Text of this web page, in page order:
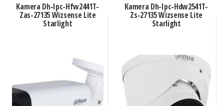
Kamera Dh-Ipc-Hfw2441T-
Zas-27135 Wizsense Lite
Starlight
Kamera Dh-Ipc-Hdw2541T-
Zs-27135 Wizsense Lite
Starlight